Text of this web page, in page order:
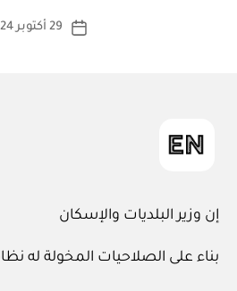
تاريخ
29 أكتوبر 2024
إن وزير البلديات والإسكان
بناء على الصلاحيات المخولة له